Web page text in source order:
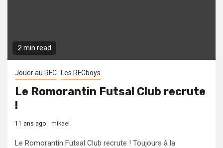
2 min read
Jouer au RFC Les RFCboys
Le Romorantin Futsal Club recrute
!
11 ans ago mikael
Le Romorantin Futsal Club recrute ! Toujours à la